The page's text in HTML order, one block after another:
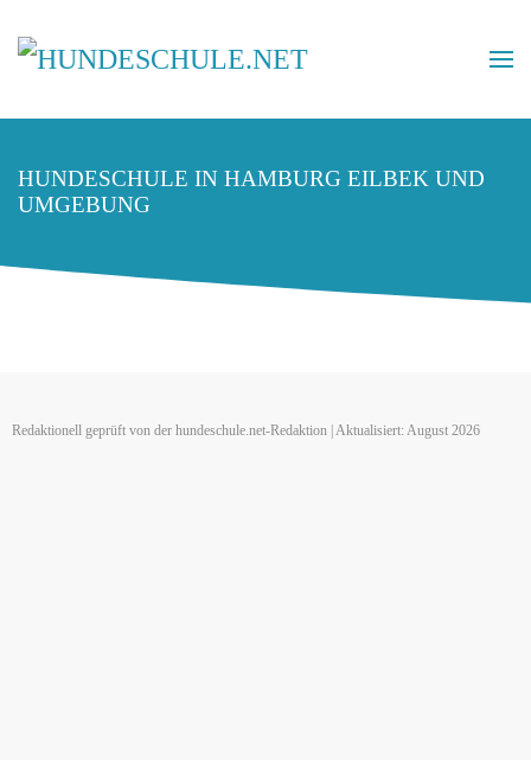
HUNDESCHULE IN HAMBURG EILBEK UND
UMGEBUNG
Redaktionell geprüft von der hundeschule.net-Redaktion | Aktualisiert: August 2026